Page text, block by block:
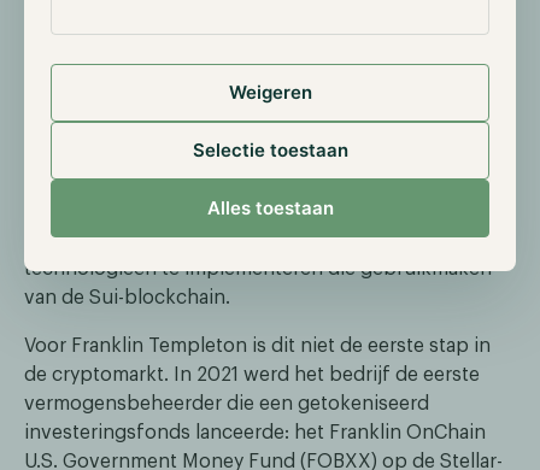
Weigeren
Selectie toestaan
Alles toestaan
Op 22 november maakte Layer 1-blockchain Sui
bekend een samenwerking aan te gaan met de
Amerikaanse vermogensbeheerder Franklin
Templeton. Dit partnerschap richt zich op het
versterken van het Sui-ecosysteem door
ontwikkelaars te ondersteunen en innovatieve
technologieën te implementeren die gebruikmaken
van de Sui-blockchain.
Voor Franklin Templeton is dit niet de eerste stap in
de cryptomarkt. In 2021 werd het bedrijf de eerste
vermogensbeheerder die een getokeniseerd
investeringsfonds lanceerde: het Franklin OnChain
U.S. Government Money Fund (FOBXX) op de Stellar-